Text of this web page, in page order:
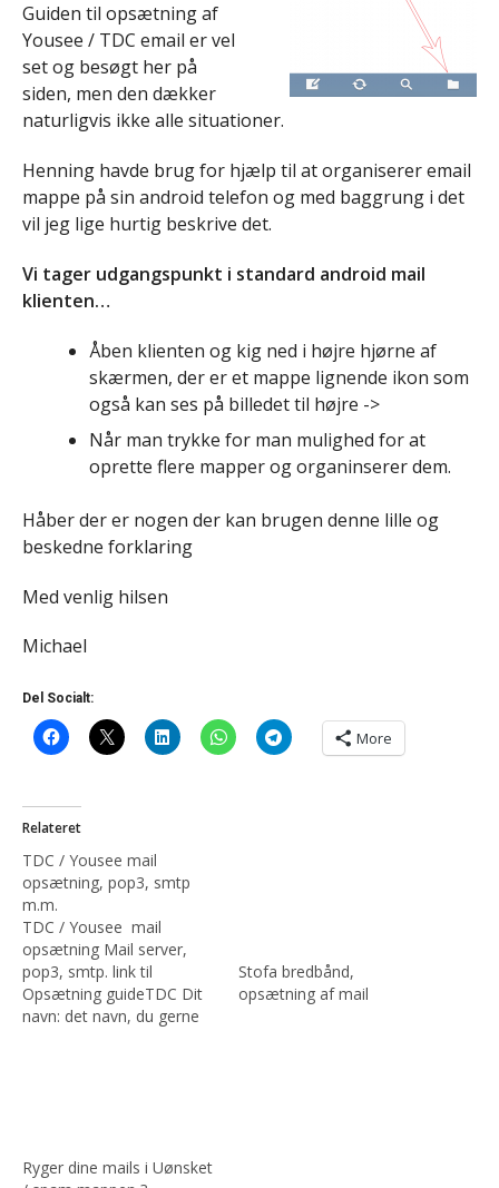
Guiden til opsætning af
Yousee / TDC email er vel
set og besøgt her på
siden, men den dækker
naturligvis ikke alle situationer.
Henning havde brug for hjælp til at organiserer email
mappe på sin android telefon og med baggrung i det
vil jeg lige hurtig beskrive det.
Vi tager udgangspunkt i standard android mail
klienten…
Åben klienten og kig ned i højre hjørne af
skærmen, der er et mappe lignende ikon som
også kan ses på billedet til højre ->
Når man trykke for man mulighed for at
oprette flere mapper og organinserer dem.
Håber der er nogen der kan brugen denne lille og
beskedne forklaring
Med venlig hilsen
Michael
Del Socialt:
More
Relateret
TDC / Yousee mail
opsætning, pop3, smtp
m.m.
TDC / Yousee mail
opsætning Mail server,
pop3, smtp. link til
Opsætning guideTDC Dit
navn: det navn, du gerne
til udgående
Stofa bredbånd,
opsætning af mail
Ryger dine mails i Uønsket